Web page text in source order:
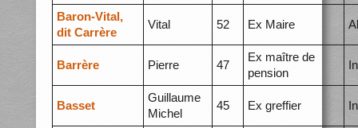
Baron-Vital,
dit Carrère
Vital 52 Ex Maire
Barrère Pierre 47
Ex maître de
pension
Basset
Guillaume
Michel
45 Ex greffier